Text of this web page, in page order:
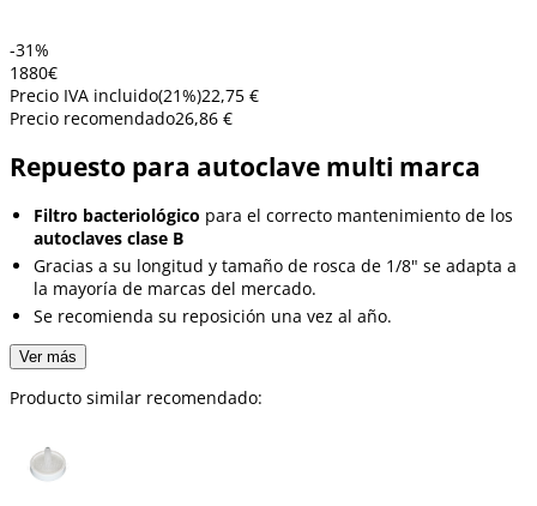
-31%
1880€
Precio IVA incluido(21%)22,75 €
Precio recomendado26,86 €
Repuesto para autoclave multi marca
Filtro bacteriológico para el correcto mantenimiento de los
autoclaves clase B
Gracias a su longitud y tamaño de rosca de 1/8" se adapta a
la mayoría de marcas del mercado.
Se recomienda su reposición una vez al año.
Ver más
Producto similar recomendado: